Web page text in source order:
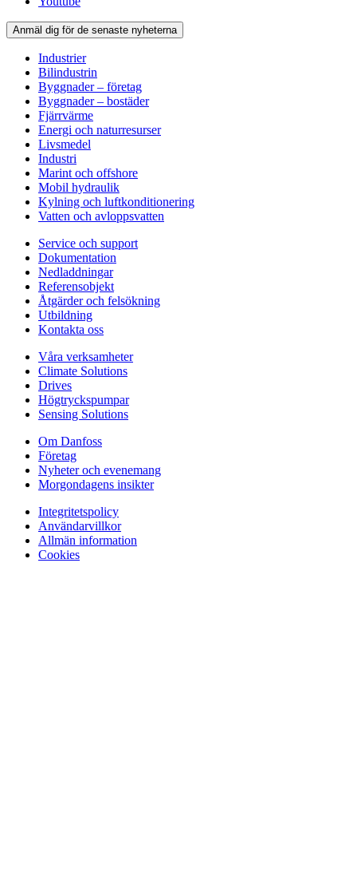
Anmäl dig för de senaste nyheterna
Industrier
Bilindustrin
Byggnader – företag
Byggnader – bostäder
Fjärrvärme
Energi och naturresurser
Livsmedel
Industri
Marint och offshore
Mobil hydraulik
Kylning och luftkonditionering
Vatten och avloppsvatten
Service och support
Dokumentation
Nedladdningar
Referensobjekt
Åtgärder och felsökning
Utbildning
Kontakta oss
Våra verksamheter
Climate Solutions
Drives
Högtryckspumpar
Sensing Solutions
Om Danfoss
Företag
Nyheter och evenemang
Morgondagens insikter
Integritetspolicy
Användarvillkor
Allmän information
Cookies